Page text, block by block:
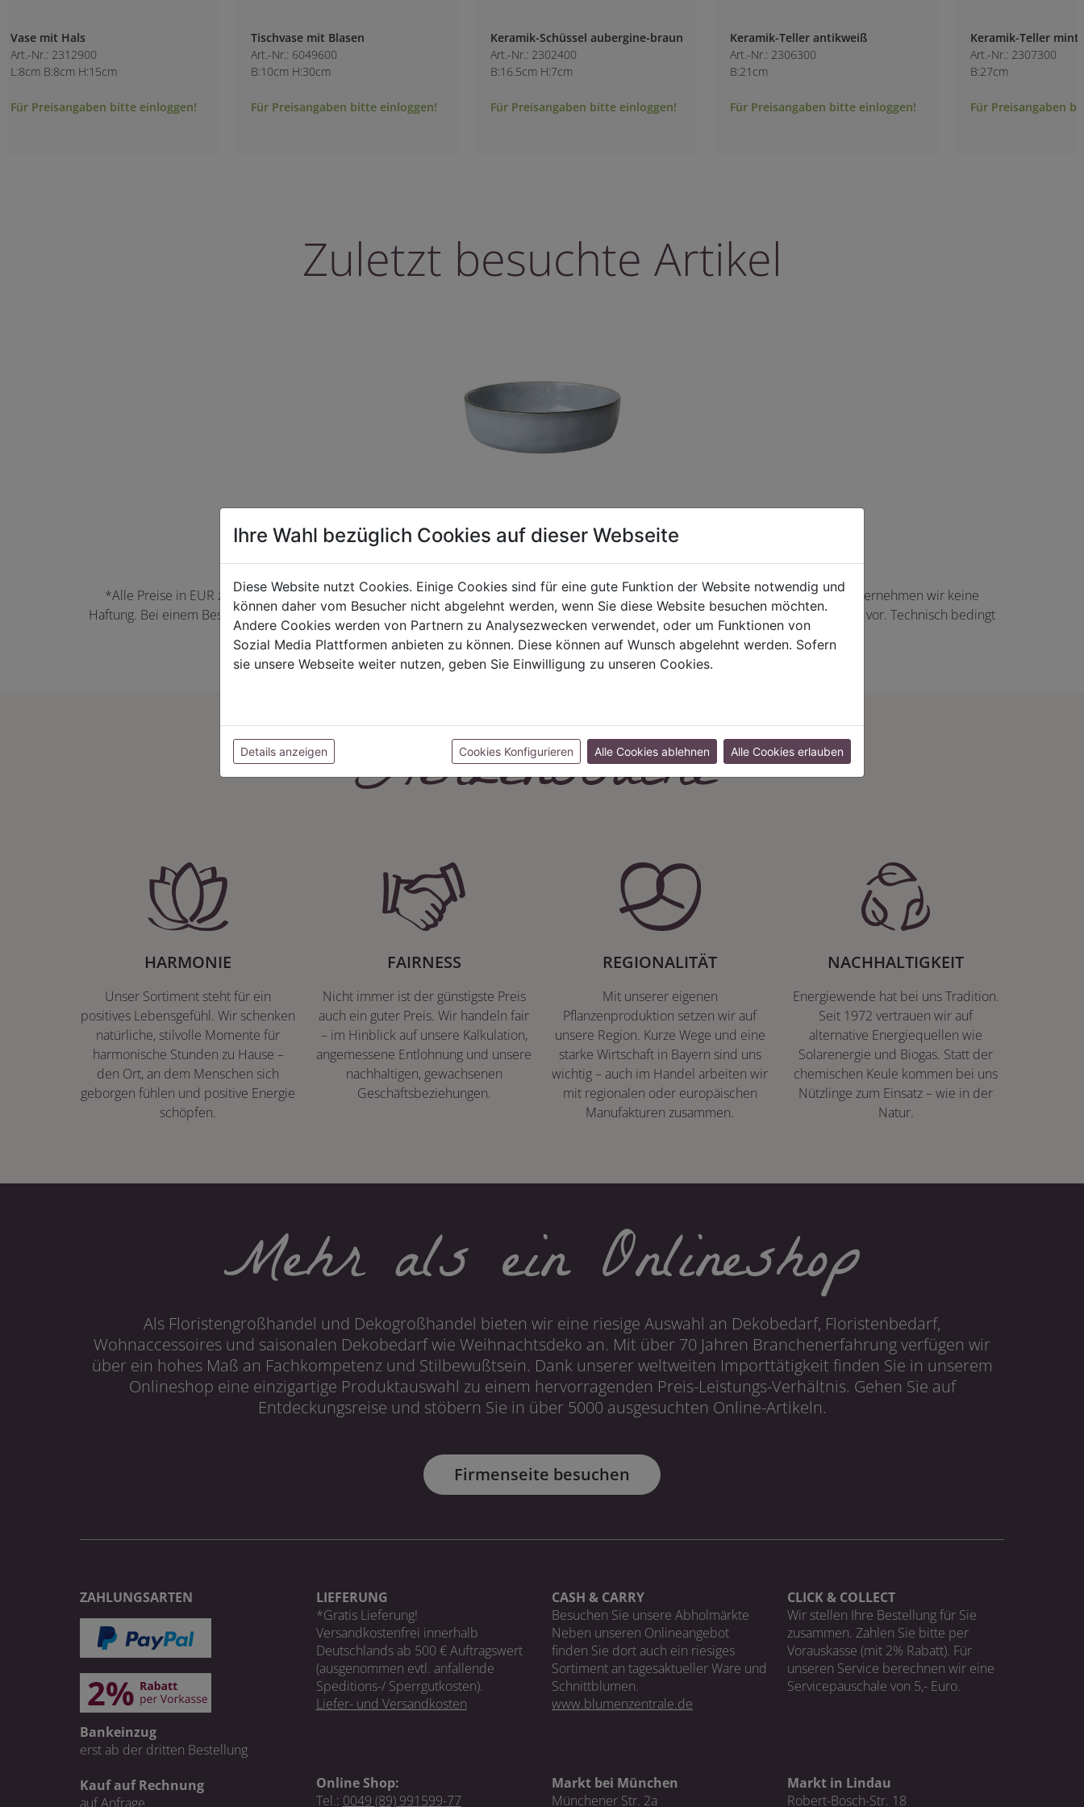
Tischvase mit Blasen
Art.-Nr.: 6049600
B:10cm H:30cm
Für Preisangaben bitte einloggen!
Keramik-Schüssel aubergine-braun
Art.-Nr.: 2302400
B:16.5cm H:7cm
Für Preisangaben bitte einloggen!
Keramik-Teller antikweiß
Art.-Nr.: 2306300
B:21cm
Für Preisangaben bitte einloggen!
Keramik-Teller mintgrün
Art.-Nr.: 2307300
B:27cm
Für Preisangaben bitte einloggen!
Keramik-Teller
Art.-Nr.: 2308400-74
B:25cm
Für
Zuletzt besuchte Artikel
*Alle Preise in EUR zzgl. der jeweils gültigen Mehrwertsteuer und Versandkosten. Für Irrtümer und fehlerhaft angezeigte Angaben übernehmen wir keine
Haftung. Bei einem Bestellwert unter 50,00 EUR behalten wir uns die Berechnung eines Mindermengenzuschlags in Höhe von 5,00 EUR vor. Technisch bedingt
können Farbabweichungen zwischen der Bildschirmdarstellung und dem Originalartikel auftreten.
Herzenssache:
HARMONIE
Unser Sortiment steht für ein
positives Lebensgefühl. Wir schenken
natürliche, stilvolle Momente für
harmonische Stunden zu Hause –
den Ort, an dem Menschen sich
geborgen fühlen und positive Energie
schöpfen.
FAIRNESS
Nicht immer ist der günstigste Preis
auch ein guter Preis. Wir handeln fair
– im Hinblick auf unsere Kalkulation,
angemessene Entlohnung und unsere
nachhaltigen, gewachsenen
Geschäftsbeziehungen.
REGIONALITÄT
Mit unserer eigenen
Pflanzenproduktion setzen wir auf
unsere Region. Kurze Wege und eine
starke Wirtschaft in Bayern sind uns
wichtig – auch im Handel arbeiten wir
mit regionalen oder europäischen
Manufakturen zusammen.
NACHHALTIGKEIT
Energiewende hat bei uns Tradition.
Seit 1972 vertrauen wir auf
alternative Energiequellen wie
Solarenergie und Biogas. Statt der
chemischen Keule kommen bei uns
Nützlinge zum Einsatz – wie in der
Natur.
Mehr als ein Onlineshop
Als Floristengroßhandel und Dekogroßhandel bieten wir eine riesige Auswahl an Dekobedarf, Floristenbedarf,
Wohnaccessoires und saisonalen Dekobedarf wie Weihnachtsdeko an. Mit über 70 Jahren Branchenerfahrung verfügen wir
über ein hohes Maß an Fachkompetenz und Stilbewußtsein. Dank unserer weltweiten Importtätigkeit finden Sie in unserem
Onlineshop eine einzigartige Produktauswahl zu einem hervorragenden Preis-Leistungs-Verhältnis. Gehen Sie auf
Entdeckungsreise und stöbern Sie in über 5000 ausgesuchten Online-Artikeln.
Firmenseite besuchen
ZAHLUNGSARTEN
Bankeinzug
erst ab der dritten Bestellung
Kauf auf Rechnung
auf Anfrage
LIEFERUNG
*Gratis Lieferung!
Versandkostenfrei innerhalb
Deutschlands ab 500 € Auftragswert
(ausgenommen evtl. anfallende
Speditions-/ Sperrgutkosten).
Liefer- und Versandkosten
CASH & CARRY
Besuchen Sie unsere Abholmärkte
Neben unseren Onlineangebot
finden Sie dort auch ein riesiges
Sortiment an tagesaktueller Ware und
Schnittblumen.
www.blumenzentrale.de
CLICK & COLLECT
Wir stellen Ihre Bestellung für Sie
zusammen. Zahlen Sie bitte per
Vorauskasse (mit 2% Rabatt). Für
unseren Service berechnen wir eine
Servicepauschale von 5,- Euro.
Online Shop:
Tel.: 0049 (89) 991599-77
Markt bei München
Münchener Str. 2a
Markt in Lindau
Robert-Bosch-Str. 18
Ihre Wahl bezüglich Cookies auf dieser Webseite
Diese Website nutzt Cookies. Einige Cookies sind für eine gute Funktion der Website notwendig und
können daher vom Besucher nicht abgelehnt werden, wenn Sie diese Website besuchen möchten.
Andere Cookies werden von Partnern zu Analysezwecken verwendet, oder um Funktionen von
Sozial Media Plattformen anbieten zu können. Diese können auf Wunsch abgelehnt werden. Sofern
sie unsere Webseite weiter nutzen, geben Sie Einwilligung zu unseren Cookies.
Details anzeigen Cookies Konfigurieren Alle Cookies ablehnen Alle Cookies erlauben